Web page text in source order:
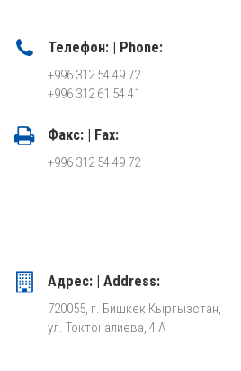
Телефон: | Phone:
+996 312 54 49 72
+996 312 61 54 41
Факс: | Fax:
+996 312 54 49 72
Адрес: | Address:
720055, г. Бишкек Кыргызстан,
ул. Токтоналиева, 4 А